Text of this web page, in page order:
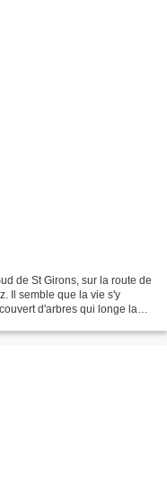
de St Girons, sur la route de
Il semble que la vie s'y
d'arbres qui longe la